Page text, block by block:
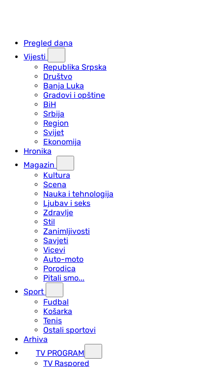
Pregled dana
Vijesti
Republika Srpska
Društvo
Banja Luka
Gradovi i opštine
BiH
Srbija
Region
Svijet
Ekonomija
Hronika
Magazin
Kultura
Scena
Nauka i tehnologija
Ljubav i seks
Zdravlje
Stil
Zanimljivosti
Savjeti
Vicevi
Auto-moto
Porodica
Pitali smo...
Sport
Fudbal
Košarka
Tenis
Ostali sportovi
Arhiva
TV PROGRAM
ТV Raspored